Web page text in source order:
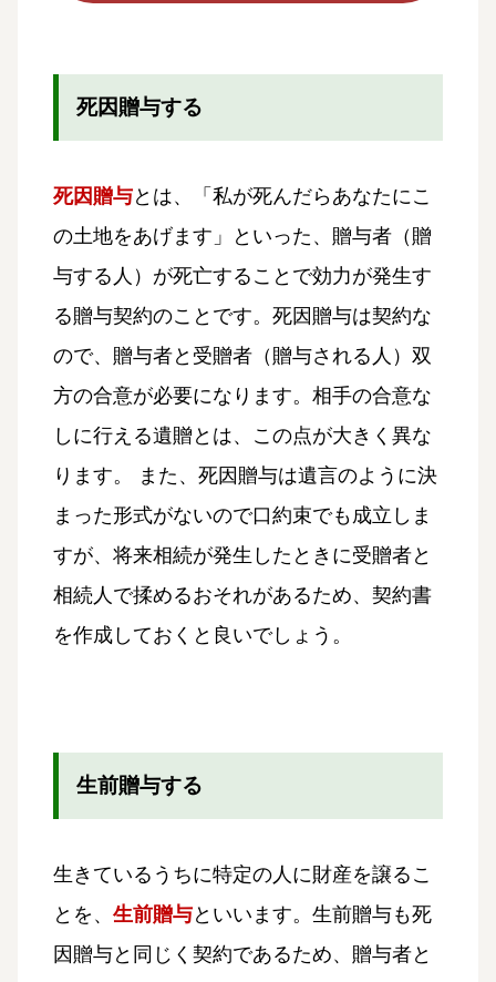
死因贈与する
死因贈与とは、「私が死んだらあなたにこ
の土地をあげます」といった、贈与者（贈
与する人）が死亡することで効力が発生す
る贈与契約のことです。死因贈与は契約な
ので、贈与者と受贈者（贈与される人）双
方の合意が必要になります。相手の合意な
しに行える遺贈とは、この点が大きく異な
ります。 また、死因贈与は遺言のように決
まった形式がないので口約束でも成立しま
すが、将来相続が発生したときに受贈者と
相続人で揉めるおそれがあるため、契約書
を作成しておくと良いでしょう。
生前贈与する
生きているうちに特定の人に財産を譲るこ
とを、 生前贈与といいます。生前贈与も死
因贈与と同じく契約であるため、贈与者と